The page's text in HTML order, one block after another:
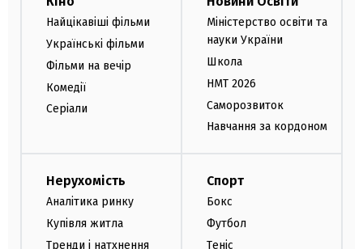
Найцікавіші фільми
Українські фільми
Фільми на вечір
Комедії
Серіали
Міністерство освіти та
науки України
Школа
НМТ 2026
Саморозвиток
Навчання за кордоном
Нерухомість
Аналітика ринку
Купівля житла
Тренди і натхнення
Спорт
Бокс
Футбол
Теніс